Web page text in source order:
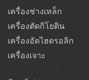
เครื่องช่างเหล็ก
เครื่องตัดกิโยติน
เครื่องอัดไฮดรอลิก
เครื่องเจาะ